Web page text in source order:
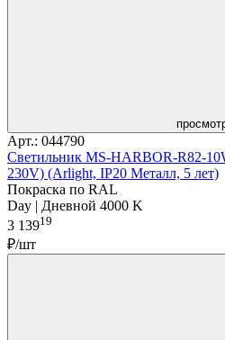
Арт.: 044790
Светильник MS-HARBOR-R82-
230V) (Arlight, IP20 Металл, 5 лет)
Покраска по RAL
Day | Дневной 4000 K
3 13919
₽/шт